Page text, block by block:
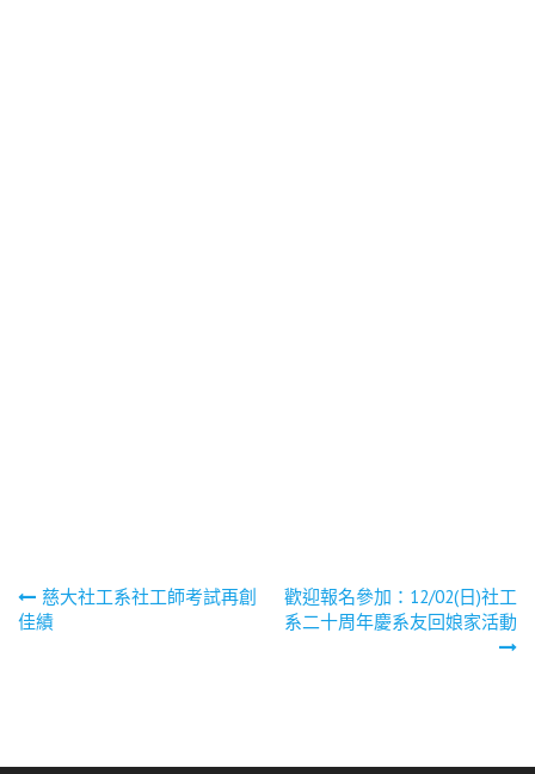
文慈大社工系社工師考試再創
佳績
歡迎報名參加：12/02(日)社工
系二十周年慶系友回娘家活動